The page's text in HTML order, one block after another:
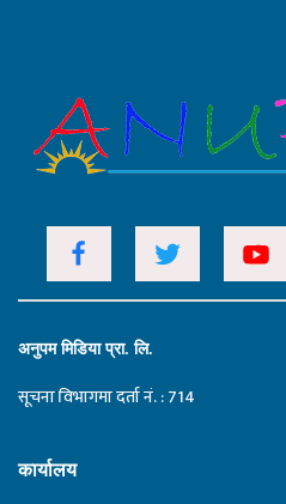
अनुपम मिडिया प्रा. लि.
सूचना विभागमा दर्ता नं. : 714
कार्यालय